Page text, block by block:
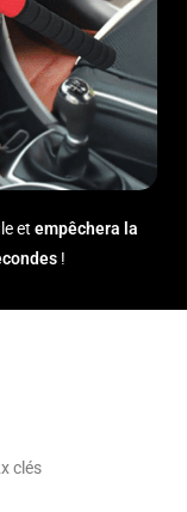
et empêchera la
!
clés